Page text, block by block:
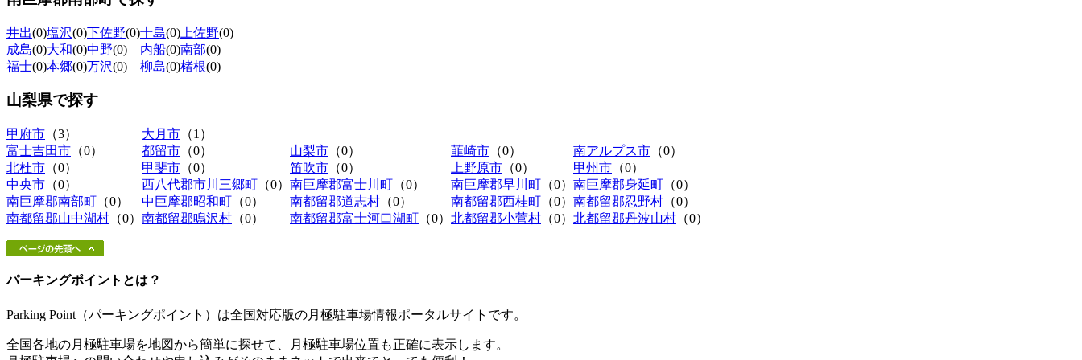
井出(0)塩沢(0)下佐野(0)十島(0) 上佐野(0)
成島(0)大和(0)中野(0) 内船(0)南部(0)
福士(0)本郷(0)万沢(0) 柳島(0)楮根(0)
山梨県で探す
甲府市 （3） 大月市 （1）
富士吉田市 （0） 都留市 （0） 山梨市 （0） 韮崎市 （0） 南アルプス市 （0）
北杜市 （0） 甲斐市 （0） 笛吹市 （0） 上野原市 （0） 甲州市 （0）
中央市 （0） 西八代郡市川三郷町 （0） 南巨摩郡富士川町 （0） 南巨摩郡早川町 （0） 南巨摩郡身延町 （0）
南巨摩郡南部町 （0） 中巨摩郡昭和町 （0） 南都留郡道志村 （0） 南都留郡西桂町 （0） 南都留郡忍野村 （0）
南都留郡山中湖村 （0） 南都留郡鳴沢村 （0） 南都留郡富士河口湖町 （0） 北都留郡小菅村 （0） 北都留郡丹波山村 （0）
パーキングポイントとは？
Parking Point（パーキングポイント）は全国対応版の月極駐車場情報ポータルサイトです。
全国各地の月極駐車場を地図から簡単に探せて、月極駐車場位置も正確に表示します。